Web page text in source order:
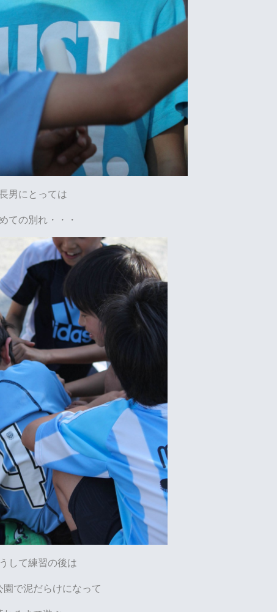
男にとっては
ての別れ・・・
して練習の後は
園で泥だらけになって